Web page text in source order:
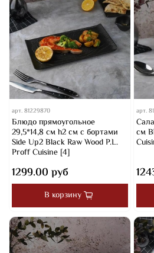
арт.81229870
Блюдо прямоугольное
29,5*14,8 см h2 см с бортами
Side Up2 Black Raw Wood P.L.
Proff Cuisine [4]
1299.00 руб
В корзину
арт.
см